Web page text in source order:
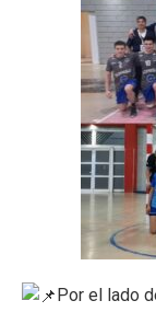
Por el lado